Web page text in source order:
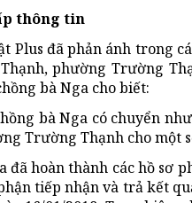
thông tin
Plus đã phản ánh trong
phường Trường
bà Nga cho biết:
bà Nga có chuyển
Trường Thạnh cho một
đã hoàn thành các hồ sơ
tiếp nhận và trả kết